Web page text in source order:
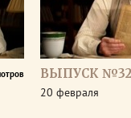
ВЫПУСК
20 февраля